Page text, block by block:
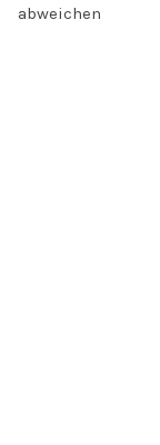
abweichen